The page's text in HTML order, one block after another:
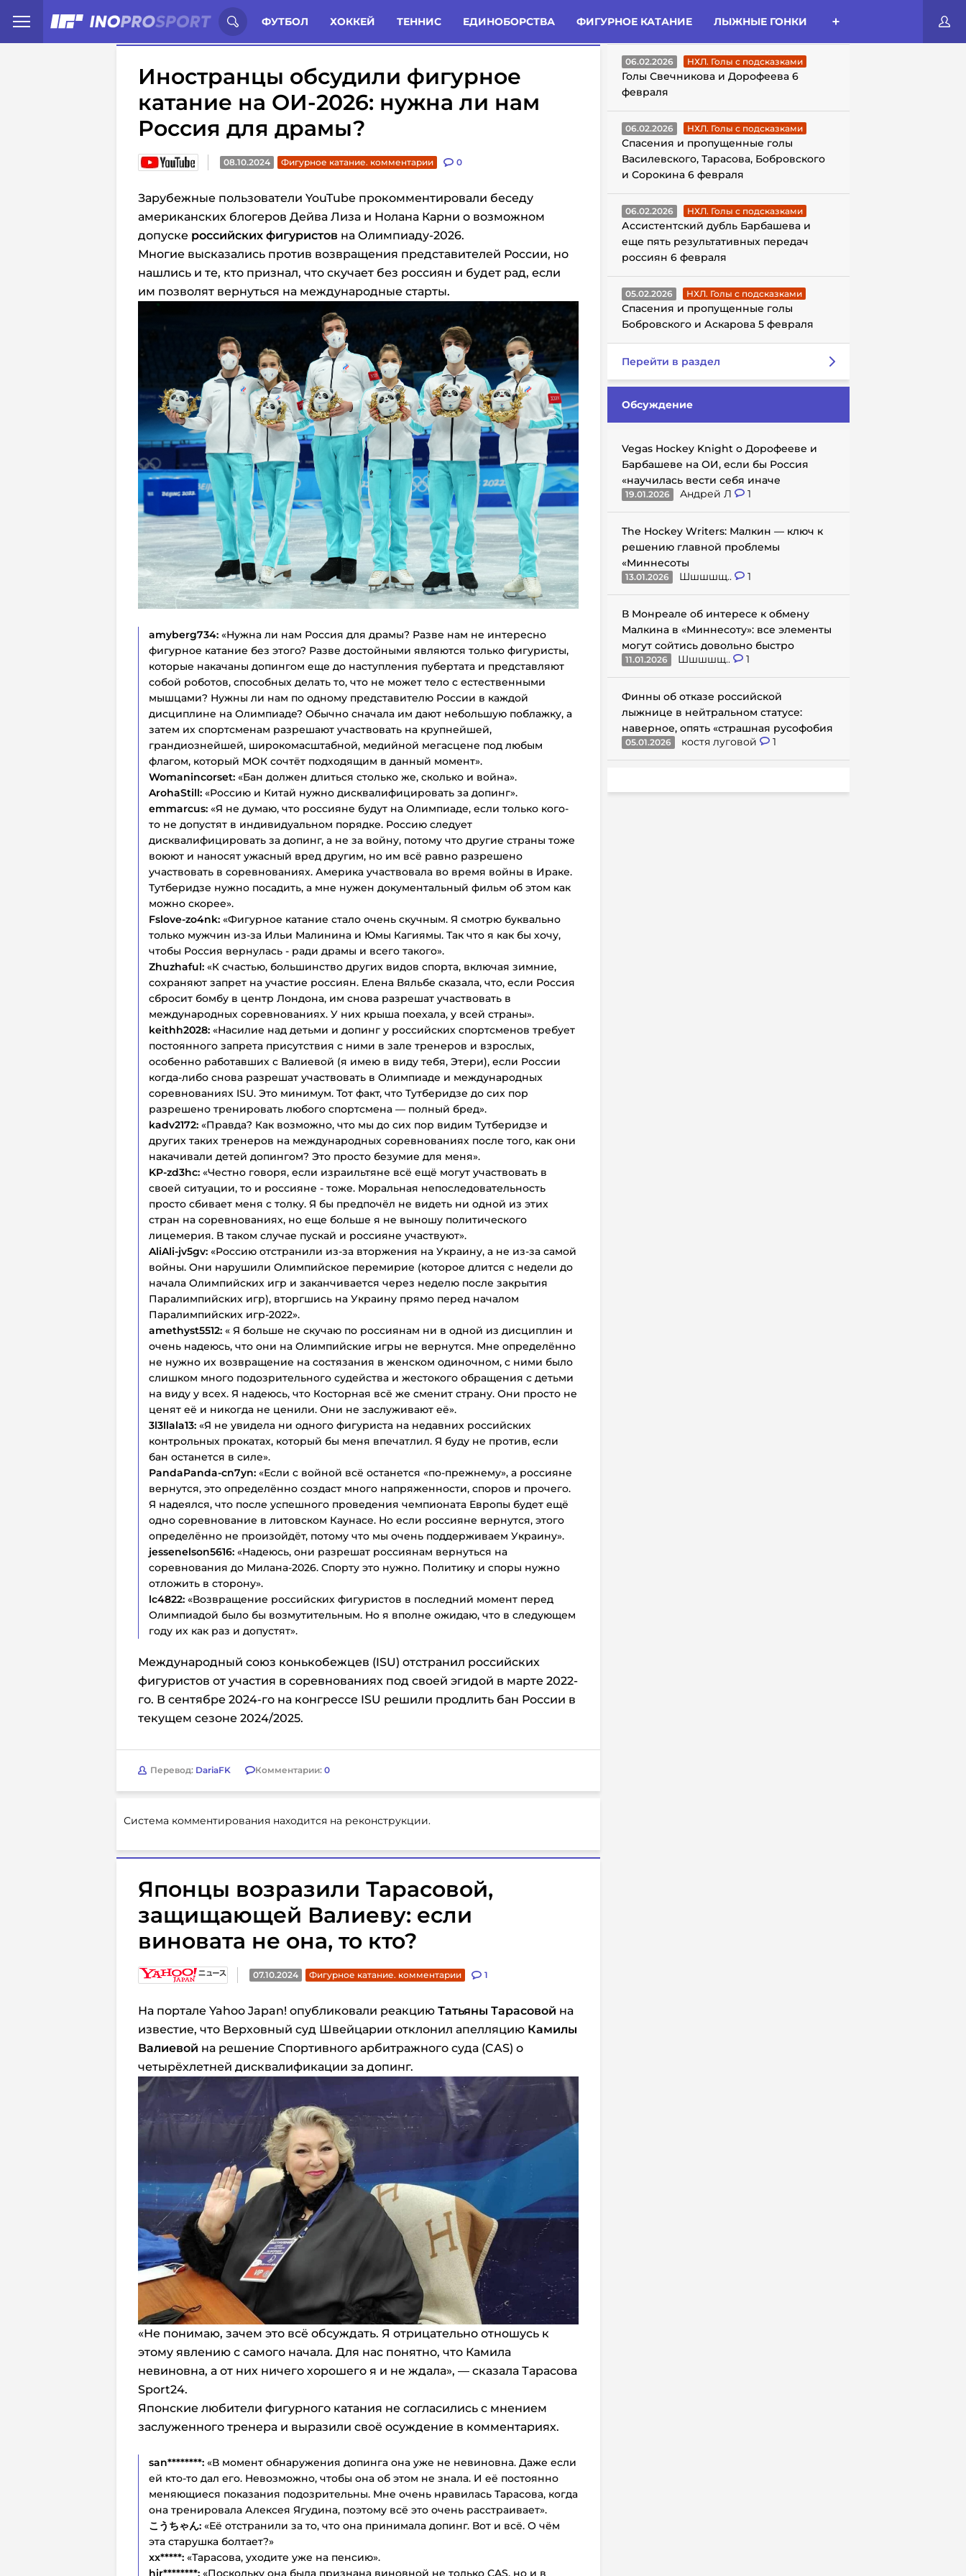
ФУТБОЛ ХОККЕЙ ТЕННИС ЕДИНОБОРСТВА ФИГУРНОЕ КАТАНИЕ ЛЫЖНЫЕ ГОНКИ
Иностранцы о спорте России: Статьи Комменты Новости
Иностранцы обсудили фигурное
катание на ОИ-2026: нужна ли нам
Россия для драмы?
08.10.2024 Фигурное катание. комментарии 0
Зарубежные пользователи YouTube прокомментировали беседу
американских блогеров Дейва Лиза и Нолана Карни о возможном
допуске российских фигуристов на Олимпиаду-2026.
Многие высказались против возвращения представителей России, но
нашлись и те, кто признал, что скучает без россиян и будет рад, если
им позволят вернуться на международные старты.
amyberg734: «Нужна ли нам Россия для драмы? Разве нам не интересно
фигурное катание без этого? Разве достойными являются только фигуристы,
которые накачаны допингом еще до наступления пубертата и представляют
собой роботов, способных делать то, что не может тело с естественными
мышцами? Нужны ли нам по одному представителю России в каждой
дисциплине на Олимпиаде? Обычно сначала им дают небольшую поблажку, а
затем их спортсменам разрешают участвовать на крупнейшей,
грандиознейшей, широкомасштабной, медийной мегасцене под любым
флагом, который МОК сочтёт подходящим в данный момент».
Womanincorset: «Бан должен длиться столько же, сколько и война».
ArohaStill: «Россию и Китай нужно дисквалифицировать за допинг».
emmarcus: «Я не думаю, что россияне будут на Олимпиаде, если только кого-
то не допустят в индивидуальном порядке. Россию следует
дисквалифицировать за допинг, а не за войну, потому что другие страны тоже
воюют и наносят ужасный вред другим, но им всё равно разрешено
участвовать в соревнованиях. Америка участвовала во время войны в Ираке.
Тутберидзе нужно посадить, а мне нужен документальный фильм об этом как
можно скорее».
Fslove-zo4nk: «Фигурное катание стало очень скучным. Я смотрю буквально
только мужчин из-за Ильи Малинина и Юмы Кагиямы. Так что я как бы хочу,
чтобы Россия вернулась - ради драмы и всего такого».
Zhuzhaful: «К счастью, большинство других видов спорта, включая зимние,
сохраняют запрет на участие россиян. Елена Вяльбе сказала, что, если Россия
сбросит бомбу в центр Лондона, им снова разрешат участвовать в
международных соревнованиях. У них крыша поехала, у всей страны».
keithh2028: «Насилие над детьми и допинг у российских спортсменов требует
постоянного запрета присутствия с ними в зале тренеров и взрослых,
особенно работавших с Валиевой (я имею в виду тебя, Этери), если России
когда-либо снова разрешат участвовать в Олимпиаде и международных
соревнованиях ISU. Это минимум. Тот факт, что Тутберидзе до сих пор
разрешено тренировать любого спортсмена — полный бред».
kadv2172: «Правда? Как возможно, что мы до сих пор видим Тутберидзе и
других таких тренеров на международных соревнованиях после того, как они
накачивали детей допингом? Это просто безумие для меня».
KP-zd3hc: «Честно говоря, если израильтяне всё ещё могут участвовать в
своей ситуации, то и россияне - тоже. Моральная непоследовательность
просто сбивает меня с толку. Я бы предпочёл не видеть ни одной из этих
стран на соревнованиях, но еще больше я не выношу политического
лицемерия. В таком случае пускай и россияне участвуют».
AliAli-jv5gv: «Россию отстранили из-за вторжения на Украину, а не из-за самой
войны. Они нарушили Олимпийское перемирие (которое длится с недели до
начала Олимпийских игр и заканчивается через неделю после закрытия
Паралимпийских игр), вторгшись на Украину прямо перед началом
Паралимпийских игр-2022».
amethyst5512: « Я больше не скучаю по россиянам ни в одной из дисциплин и
очень надеюсь, что они на Олимпийские игры не вернутся. Мне определённо
не нужно их возвращение на состязания в женском одиночном, с ними было
слишком много подозрительного судейства и жестокого обращения с детьми
на виду у всех. Я надеюсь, что Косторная всё же сменит страну. Они просто не
ценят её и никогда не ценили. Они не заслуживают её».
3l3llala13: «Я не увидела ни одного фигуриста на недавних российских
контрольных прокатах, который бы меня впечатлил. Я буду не против, если
бан останется в силе».
PandaPanda-cn7yn: «Если с войной всё останется «по-прежнему», а россияне
вернутся, это определённо создаст много напряженности, споров и прочего.
Я надеялся, что после успешного проведения чемпионата Европы будет ещё
одно соревнование в литовском Каунасе. Но если россияне вернутся, этого
определённо не произойдёт, потому что мы очень поддерживаем Украину».
jessenelson5616: «Надеюсь, они разрешат россиянам вернуться на
соревнования до Милана-2026. Спорту это нужно. Политику и споры нужно
отложить в сторону».
lc4822: «Возвращение российских фигуристов в последний момент перед
Олимпиадой было бы возмутительным. Но я вполне ожидаю, что в следующем
году их как раз и допустят».
Международный союз конькобежцев (ISU) отстранил российских
фигуристов от участия в соревнованиях под своей эгидой в марте 2022-
го. В сентябре 2024-го на конгрессе ISU решили продлить бан России в
текущем сезоне 2024/2025.
Перевод: DariaFK Комментарии: 0
Система комментирования находится на реконструкции.
Японцы возразили Тарасовой,
защищающей Валиеву: если
виновата не она, то кто?
07.10.2024 Фигурное катание. комментарии 1
На портале Yahoo Japan! опубликовали реакцию Татьяны Тарасовой на
известие, что Верховный суд Швейцарии отклонил апелляцию Камилы
Валиевой на решение Спортивного арбитражного суда (CAS) о
четырёхлетней дисквалификации за допинг.
«Не понимаю, зачем это всё обсуждать. Я отрицательно отношусь к
этому явлению с самого начала. Для нас понятно, что Камила
невиновна, а от них ничего хорошего я и не ждала», — сказала Тарасова
Sport24.
Японские любители фигурного катания не согласились с мнением
заслуженного тренера и выразили своё осуждение в комментариях.
san********: «В момент обнаружения допинга она уже не невиновна. Даже если
ей кто-то дал его. Невозможно, чтобы она об этом не знала. И её постоянно
меняющиеся показания подозрительны. Мне очень нравилась Тарасова, когда
она тренировала Алексея Ягудина, поэтому всё это очень расстраивает».
こうちゃん: «Её отстранили за то, что она принимала допинг. Вот и всё. О чём
эта старушка болтает?»
xx*****: «Тарасова, уходите уже на пенсию».
hir********: «Поскольку она была признана виновной не только CAS, но и в
ГОЛЫ С ПОДСКАЗКАМИ
06.02.2026 НХЛ. Голы с подсказками
Голы Свечникова и Дорофеева 6
февраля
06.02.2026 НХЛ. Голы с подсказками
Спасения и пропущенные голы
Василевского, Тарасова, Бобровского
и Сорокина 6 февраля
06.02.2026 НХЛ. Голы с подсказками
Ассистентский дубль Барбашева и
еще пять результативных передач
россиян 6 февраля
05.02.2026 НХЛ. Голы с подсказками
Спасения и пропущенные голы
Бобровского и Аскарова 5 февраля
Перейти в раздел
Обсуждение
Vegas Hockey Knight о Дорофееве и
Барбашеве на ОИ, если бы Россия
«научилась вести себя иначе
19.01.2026 Андрей Л 1
The Hockey Writers: Малкин — ключ к
решению главной проблемы
«Миннесоты
13.01.2026 Шшшшщ.. 1
В Монреале об интересе к обмену
Малкина в «Миннесоту»: все элементы
могут сойтись довольно быстро
11.01.2026 Шшшшщ.. 1
Финны об отказе российской
лыжнице в нейтральном статусе:
наверное, опять «страшная русофобия
05.01.2026 костя луговой 1